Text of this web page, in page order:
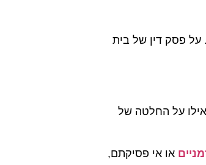
המשפט לענייני משפחה ניתן לערער תוך 45 ימים. על פסק דין של בית
משפחה ניתן לערער תוך 30 ימים, ואילו על החלטה של
או אי פסיקתם,